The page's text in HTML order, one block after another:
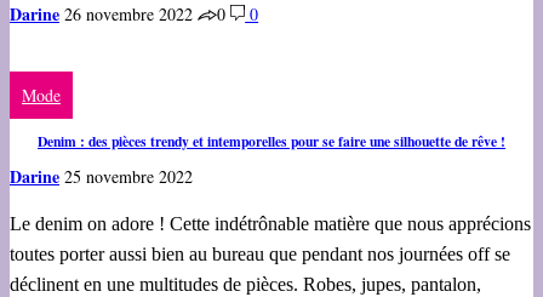
Darine 26 novembre 2022 0 0
Mode
Denim : des pièces trendy et intemporelles pour se faire une silhouette de rêve !
Darine 25 novembre 2022
Le denim on adore ! Cette indétrônable matière que nous apprécions
toutes porter aussi bien au bureau que pendant nos journées off se
déclinent en une multitudes de pièces. Robes, jupes, pantalon,